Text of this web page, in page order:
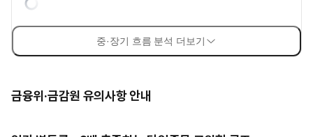
중·장기 흐름 분석 더보기
금융위·금감원 유의사항 안내